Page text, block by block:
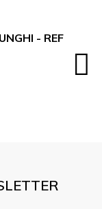
- REF